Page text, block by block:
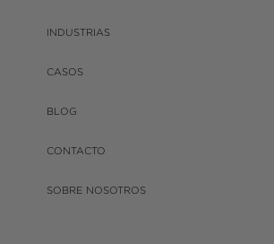
INDUSTRIAS
CASOS
BLOG
CONTACTO
SOBRE NOSOTROS